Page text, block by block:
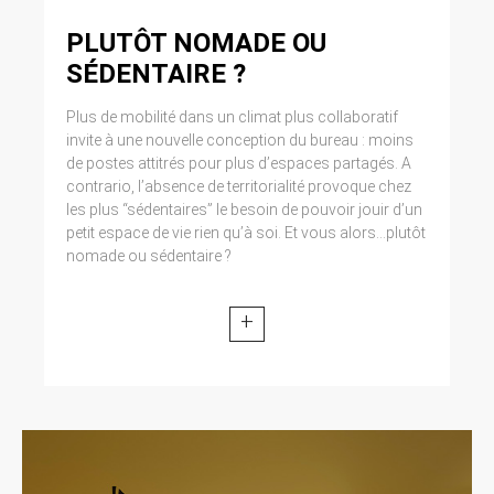
PLUTÔT NOMADE OU
SÉDENTAIRE ?
Plus de mobilité dans un climat plus collaboratif
invite à une nouvelle conception du bureau : moins
de postes attitrés pour plus d’espaces partagés. A
contrario, l’absence de territorialité provoque chez
les plus “sédentaires” le besoin de pouvoir jouir d’un
petit espace de vie rien qu’à soi. Et vous alors...plutôt
nomade ou sédentaire ?
+
pictogramme de menu (symbolisé par trois
lignes horizontales). Sélectionnez Paramètres.
Cliquez sur Afficher les paramètres avancés.
préférences. Dans l’onglet ‘Confidentialité’,
vous pouvez bloquer les cookies.
9. DROIT APPLICABLE ET
ATTRIBUTION DE
JURIDICTION.
https://clen.fr est soumis au droit français. Il est
fait attribution exclusive de juridiction aux
Loi n° 78-17 du 6 janvier 1978, notamment